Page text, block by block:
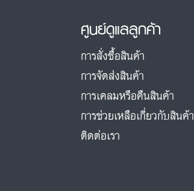
ศูนย์ดูแลลูกค้า
การสั่งซื้อสินค้า
การจัดส่งสินค้า
การเคลมหรือคืนสินค้า
การช่วยเหลือเกี่ยวกับสินค้า
ติดต่อเรา